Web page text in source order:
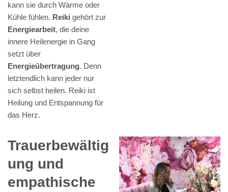
kann sie durch Wärme oder
Kühle fühlen. Reiki gehört zur
Energiearbeit, die deine
innere Heilenergie in Gang
setzt über
Energieübertragung. Denn
letztendlich kann jeder nur
sich selbst heilen. Reiki ist
Heilung und Entspannung für
das Herz.
Trauerbewältig
ung und
empathische